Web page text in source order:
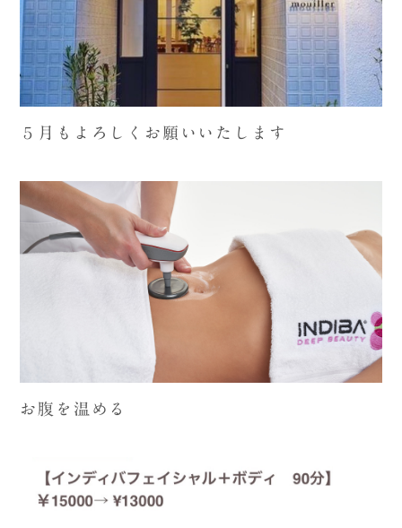
５月もよろしくお願いいたします
お腹を温める